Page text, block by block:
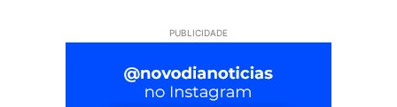
PUBLICIDADE